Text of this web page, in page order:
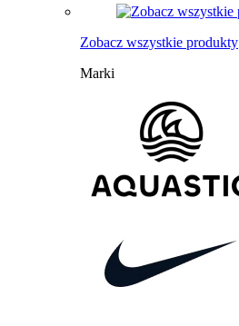
Zobacz wszystkie produkty
Marki